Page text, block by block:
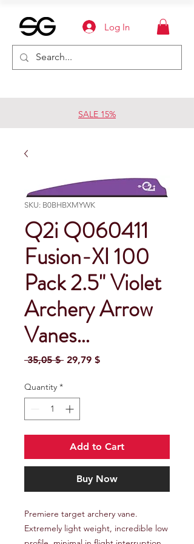
SALE 15%
Log In
SKU: B0BHBXMYWK
Q2i Q060411
Fusion-XI 100
Pack 2.5" Violet
Archery Arrow
Vanes…
35,05 $ Regular Price
29,79 $Sale Price
Quantity *
Add to Cart
Buy Now
Premiere target archery vane.
Extremely light weight, incredible low